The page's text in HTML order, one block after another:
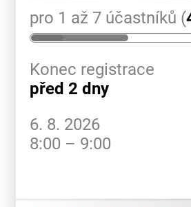
pro 1 až 7 účastníků (
Konec registrace
před 2 dny
6. 8. 2026
8:00 – 9:00